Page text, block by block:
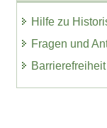
Hilfe zu
Fragen und
Barrierefreiheit